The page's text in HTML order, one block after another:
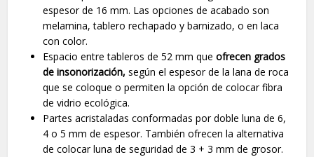
espesor de 16 mm. Las opciones de acabado son
melamina, tablero rechapado y barnizado, o en laca
con color.
Espacio entre tableros de 52 mm queofrecen grados
de insonorización, según el espesor de la lana de roca
que se coloque o permiten la opción de colocar fibra
de vidrio ecológica.
Partes acristaladas conformadas por doble luna de 6,
4 o 5 mm de espesor. También ofrecen la alternativa
de colocar luna de seguridad de 3 + 3 mm de grosor.